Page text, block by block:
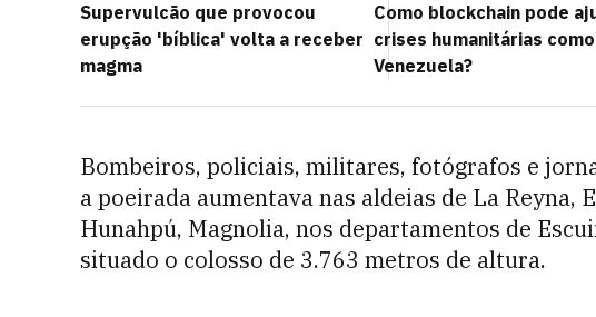
Supervulcão que provocou
erupção 'bíblica' volta a receber
magma
Como blockchain pode
crises humanitárias
Venezuela?
Bombeiros, policiais, militares, fotógrafos e
a poeirada aumentava nas aldeias de La Reyna,
Hunahpú, Magnolia, nos departamentos de
situado o colosso de 3.763 metros de altura.